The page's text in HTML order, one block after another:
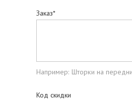
Заказ*
Например: Шторки на
Код скидки